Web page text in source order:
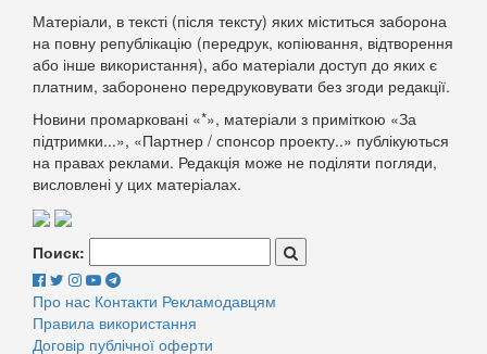
Матеріали, в тексті (після тексту) яких міститься заборона
на повну републікацію (передрук, копіювання, відтворення
або інше використання), або матеріали доступ до яких є
платним, заборонено передруковувати без згоди редакції.
Новини промарковані «*», матеріали з приміткою «За
підтримки...», «Партнер / спонсор проекту..» публікуються
на правах реклами. Редакція може не поділяти погляди,
висловлені у цих матеріалах.
Поиск:
Про нас Контакти Рекламодавцям
Правила використання
Договір публічної оферти